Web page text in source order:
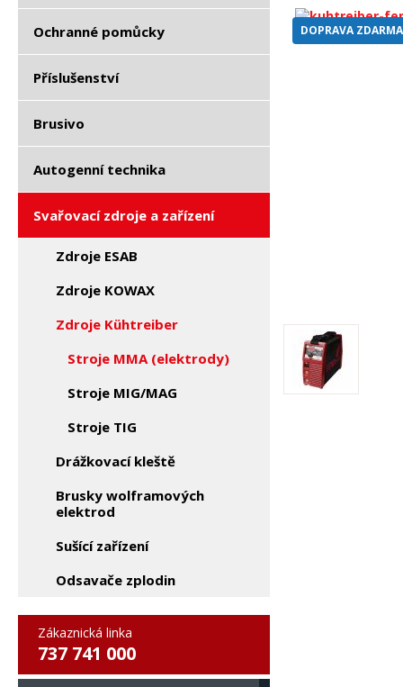
Ochranné pomůcky
Příslušenství
Brusivo
Autogenní technika
Svařovací zdroje a zařízení
Zdroje ESAB
Zdroje KOWAX
Zdroje Kühtreiber
Stroje MMA (elektrody)
Stroje MIG/MAG
Stroje TIG
Drážkovací kleště
Brusky wolframových
elektrod
Sušící zařízení
Odsavače zplodin
Zákaznická linka
737 741 000
DOPRAVA ZDARMA